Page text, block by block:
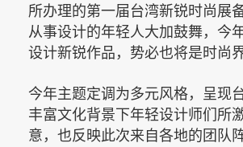
所办理的第一届台湾新锐时尚展
从事设计的年轻人大加鼓舞，今
设计新锐作品，势必也将是时尚
今年主题定调为多元风格，呈现
丰富文化背景下年轻设计师们所
意，也反映此次来自各地的团队